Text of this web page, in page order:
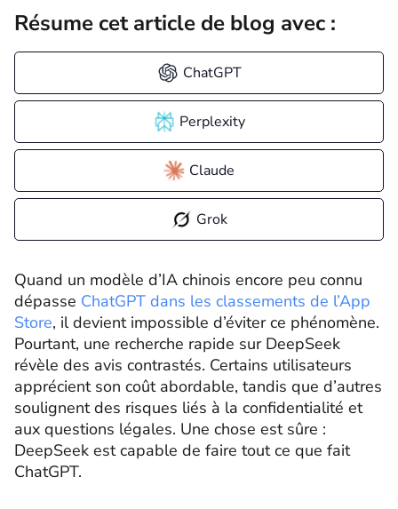
Résume cet article de blog avec :
ChatGPT
Perplexity
Claude
Grok
Quand un modèle d’IA chinois encore peu connu
dépasse ChatGPT dans les classements de l’App
Store, il devient impossible d’éviter ce phénomène.
Pourtant, une recherche rapide sur DeepSeek
révèle des avis contrastés. Certains utilisateurs
apprécient son coût abordable, tandis que d’autres
soulignent des risques liés à la confidentialité et
aux questions légales. Une chose est sûre :
DeepSeek est capable de faire tout ce que fait
ChatGPT.